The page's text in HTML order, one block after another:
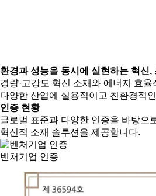
환경과 성능을 동시에 실현하는 혁신,
경량·고강도 혁신 소재와 에너지 효율
다양한 산업에 실용적이고 친환경적
인증 현황
글로벌 표준과 다양한 인증을 바탕으
혁신적 소재 솔루션을 제공합니다.
벤처기업 인증